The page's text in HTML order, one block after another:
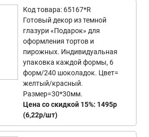
Код товара: 65167*R
Готовый декор из темной
глазури «Подарок» для
оформления тортов и
пирожных. Индивидуальная
упаковка каждой формы, 6
форм/240 шоколадок. Цвет=
желтый/красный.
Размер=30*30мм.
Цена со скидкой 15%: 1495р
(6,22р/шт)